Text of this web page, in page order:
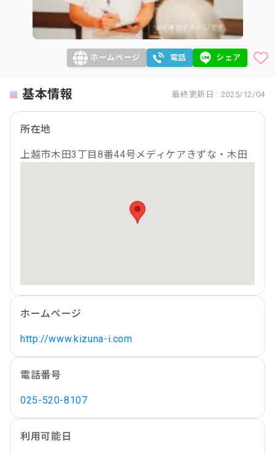
ホームページ 電話 シェア
基本情報 最終更新日 : 2025/12/04
所在地
上越市木田3丁目8番44号メディケアきずな・木田
ホームページ
http://www.kizuna-i.com
電話番号
025-520-8107
利用可能日